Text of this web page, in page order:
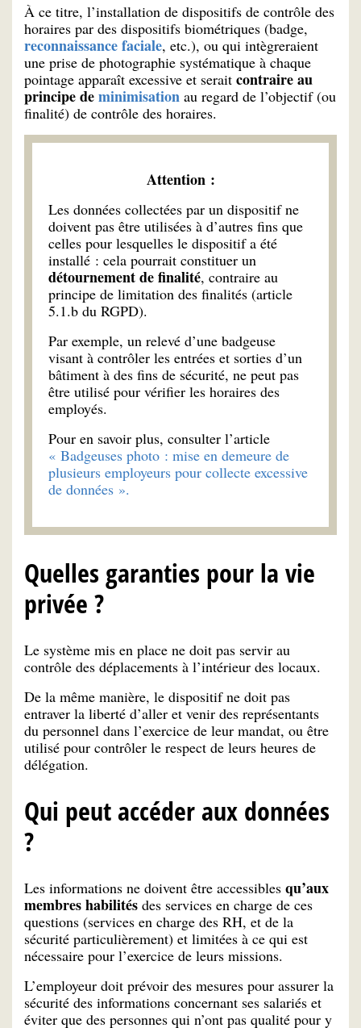
À ce titre, l’installation de dispositifs de contrôle des
horaires par des dispositifs biométriques (badge,
reconnaissance faciale, etc.), ou qui intègreraient
une prise de photographie systématique à chaque
pointage apparaît excessive et serait contraire au
principe deminimisation au regard de l’objectif (ou
finalité) de contrôle des horaires.
Attention :
Les données collectées par un dispositif ne
doivent pas être utilisées à d’autres fins que
celles pour lesquelles le dispositif a été
installé : cela pourrait constituer un
détournement de finalité, contraire au
principe de limitation des finalités (article
5.1.b du RGPD).
Par exemple, un relevé d’une badgeuse
visant à contrôler les entrées et sorties d’un
bâtiment à des fins de sécurité, ne peut pas
être utilisé pour vérifier les horaires des
employés.
Pour en savoir plus, consulter l’article
« Badgeuses photo : mise en demeure de
plusieurs employeurs pour collecte excessive
de données ».
Quelles garanties pour la vie
privée ?
Le système mis en place ne doit pas servir au
contrôle des déplacements à l’intérieur des locaux.
De la même manière, le dispositif ne doit pas
entraver la liberté d’aller et venir des représentants
du personnel dans l’exercice de leur mandat, ou être
utilisé pour contrôler le respect de leurs heures de
délégation.
Qui peut accéder aux données
?
Les informations ne doivent être accessibles qu’aux
membres habilités des services en charge de ces
questions (services en charge des RH, et de la
sécurité particulièrement) et limitées à ce qui est
nécessaire pour l’exercice de leurs missions.
L’employeur doit prévoir des mesures pour assurer la
sécurité des informations concernant ses salariés et
éviter que des personnes qui n’ont pas qualité pour y